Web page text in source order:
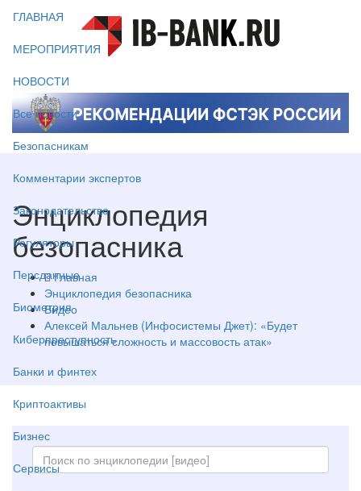
ГЛАВНАЯ
МЕРОПРИЯТИЯ
НОВОСТИ
Все новости
Безопасникам
Комментарии экспертов
Законодательство
Регуляторы
Персданные
Биометрия
Киберпреступность
Банки и финтех
Криптоактивы
Бизнес
Сервисы
Энциклопедия
безопасника
Главная
Энциклопедия безопасника
Видео
Алексей Мальнев (Инфосистемы Джет): «Будет
повышаться сложность и массовость атак»